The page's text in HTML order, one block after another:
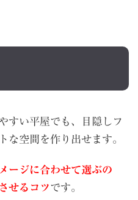
すい平屋でも、目隠しフ
な空間を作り出せます。
ージに合わせて選ぶの
せるコツです。